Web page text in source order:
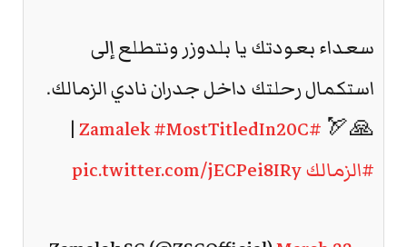
سعداء بعودتك يا بلدوزر ونتطلع إلى
استكمال رحلتك داخل جدران نادي الزمالك.
🙏🏹
#Zamalek
#MostTitledIn20C
|
#الزمالكpic.twitter.com/jECPei8IRy